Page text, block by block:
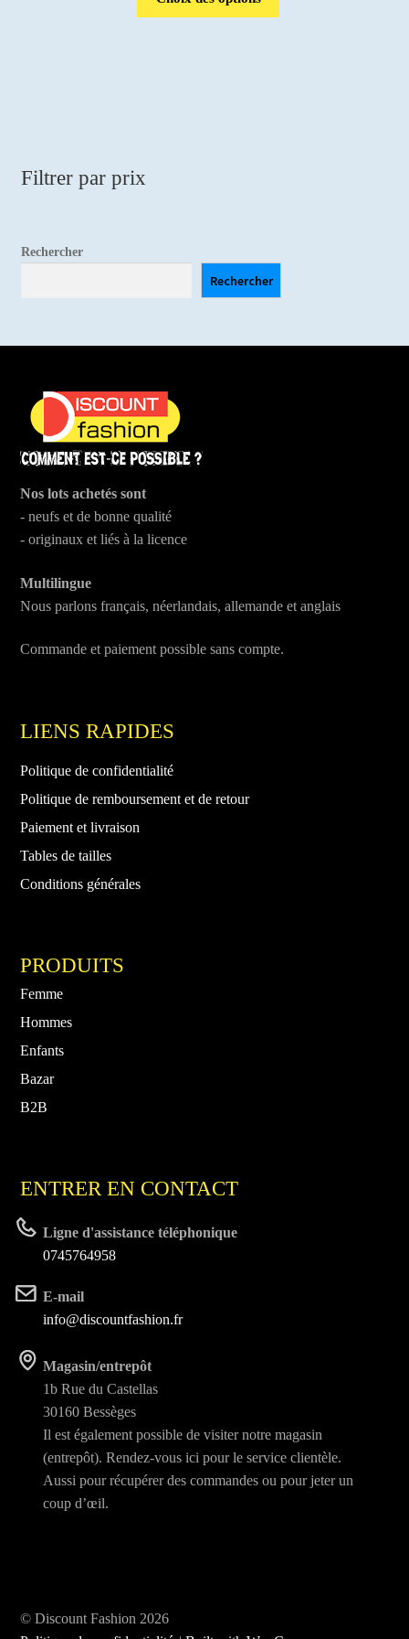
était :
est :
Filtrer par prix
Rechercher
Rechercher
Nos lots achetés sont
- neufs et de bonne qualité
- originaux et liés à la licence
Multilingue
Nous parlons français, néerlandais, allemande et anglais
Commande et paiement possible sans compte.
LIENS RAPIDES
Politique de confidentialité
Politique de remboursement et de retour
Paiement et livraison
Tables de tailles
Conditions générales
PRODUITS
Femme
Hommes
Enfants
Bazar
B2B
ENTRER EN CONTACT
Ligne d'assistance téléphonique
0745764958
E-mail
info@discountfashion.fr
Magasin/entrepôt
1b Rue du Castellas
30160 Bessèges
Il est également possible de visiter notre magasin
(entrepôt). Rendez-vous ici pour le service clientèle.
Aussi pour récupérer des commandes ou pour jeter un
coup d’œil.
© Discount Fashion 2026